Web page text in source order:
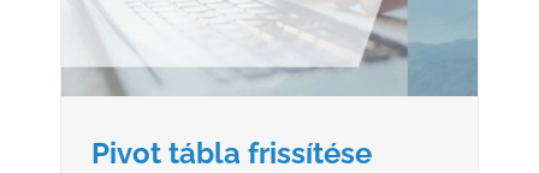
Pivot tábla frissítése